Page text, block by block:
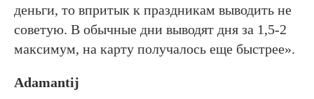
деньги, то впритык к праздникам выводить не
советую. В обычные дни выводят дня за 1,5-2
максимум, на карту получалось еще быстрее».
Adamantij